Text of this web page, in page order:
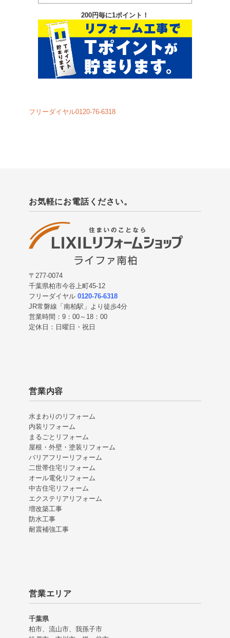
200円毎に1ポイント！
フリーダイヤル0120-76-6318
お気軽にお電話ください。
〒277-0074
千葉県柏市今谷上町45-12
フリーダイヤル 0120-76-6318
JR常磐線「南柏駅」より徒歩4分
営業時間：9：00～18：00
定休日：日曜日・祝日
営業内容
水まわりのリフォーム
内装リフォーム
まるごとリフォーム
屋根・外壁・塗装リフォーム
バリアフリーリフォーム
二世帯住宅リフォーム
オール電化リフォーム
中古住宅リフォーム
エクステリアリフォーム
増改築工事
防水工事
耐震補強工事
営業エリア
千葉県
柏市、流山市、我孫子市